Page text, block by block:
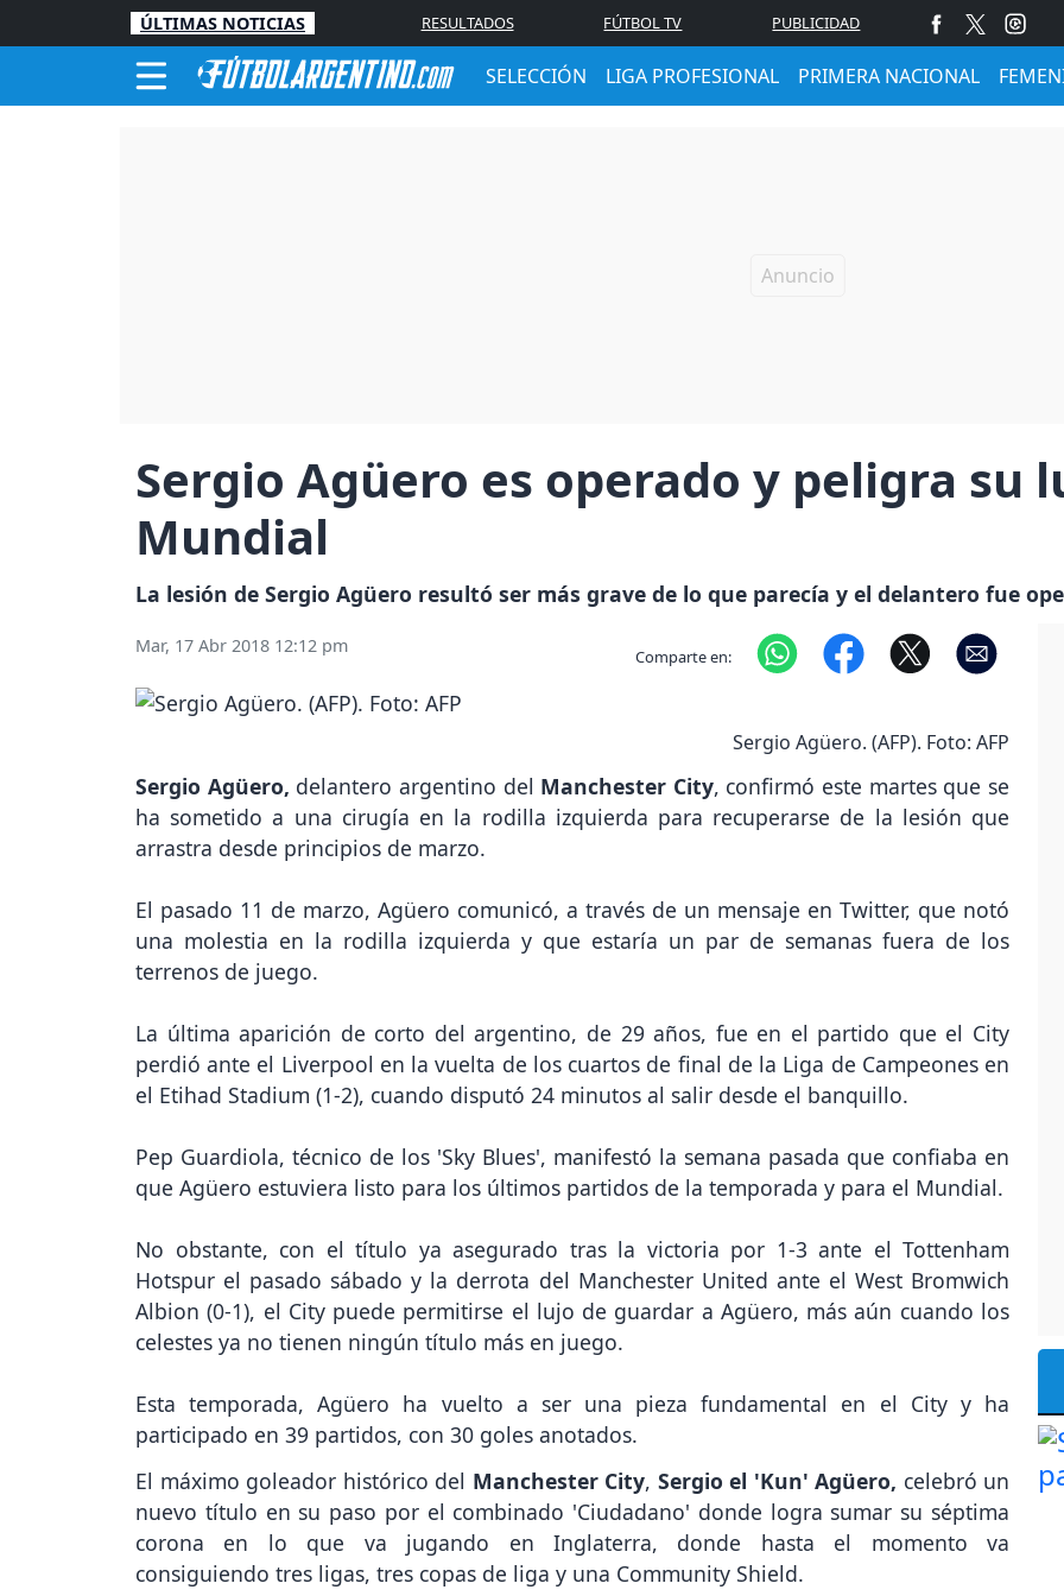
ÚLTIMAS NOTICIAS RESULTADOS FÚTBOL TV PUBLICIDAD
SELECCIÓN LIGA PROFESIONAL PRIMERA NACIONAL
Sergio Agüero es operado y peligra su
Mundial
La lesión de Sergio Agüero resultó ser más grave de lo que parecía y el delantero fue
Mar, 17 Abr 2018 12:12 pm Comparte en:
Sergio Agüero. (AFP). Foto: AFP
Sergio Agüero, delantero argentino del Manchester City, confirmó este martes que se
ha sometido a una cirugía en la rodilla izquierda para recuperarse de la lesión que
arrastra desde principios de marzo.
El pasado 11 de marzo, Agüero comunicó, a través de un mensaje en Twitter, que notó
una molestia en la rodilla izquierda y que estaría un par de semanas fuera de los
terrenos de juego.
La última aparición de corto del argentino, de 29 años, fue en el partido que el City
perdió ante el Liverpool en la vuelta de los cuartos de final de la Liga de Campeones en
el Etihad Stadium (1-2), cuando disputó 24 minutos al salir desde el banquillo.
Pep Guardiola, técnico de los 'Sky Blues', manifestó la semana pasada que confiaba en
que Agüero estuviera listo para los últimos partidos de la temporada y para el Mundial.
No obstante, con el título ya asegurado tras la victoria por 1-3 ante el Tottenham
Hotspur el pasado sábado y la derrota del Manchester United ante el West Bromwich
Albion (0-1), el City puede permitirse el lujo de guardar a Agüero, más aún cuando los
celestes ya no tienen ningún título más en juego.
Esta temporada, Agüero ha vuelto a ser una pieza fundamental en el City y ha
participado en 39 partidos, con 30 goles anotados.
El máximo goleador histórico del Manchester City, Sergio el 'Kun' Agüero, celebró un
nuevo título en su paso por el combinado 'Ciudadano' donde logra sumar su séptima
corona en lo que va jugando en Inglaterra, donde hasta el momento va
consiguiendo tres ligas, tres copas de liga y una Community Shield.